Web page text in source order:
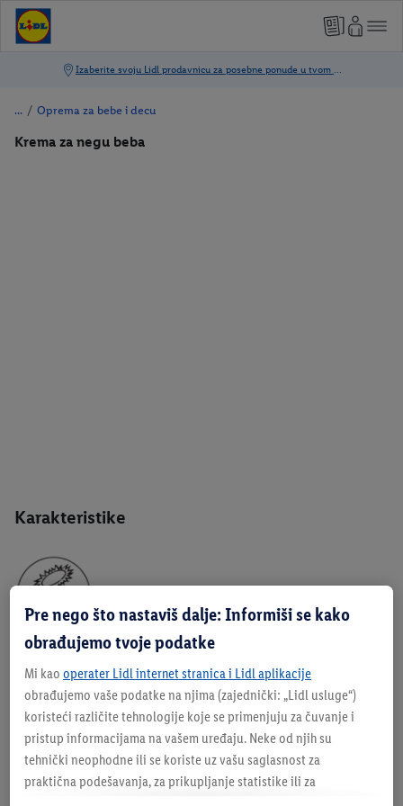
/ Oprema za bebe i decu
Krema za negu beba
Karakteristike
Opis
Pre nego što nastaviš dalje: Informiši se kako
obrađujemo tvoje podatke
Mi kao operater Lidl internet stranica i Lidl aplikacije
obrađujemo vaše podatke na njima (zajednički: „Lidl usluge“)
koristeći različite tehnologije koje se primenjuju za čuvanje i
pristup informacijama na vašem uređaju. Neke od njih su
tehnički neophodne ili se koriste uz vašu saglasnost za
praktična podešavanja, za prikupljanje statistike ili za